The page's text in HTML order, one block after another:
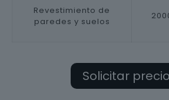
Revestimiento de
paredes y suelos
Solicitar precio